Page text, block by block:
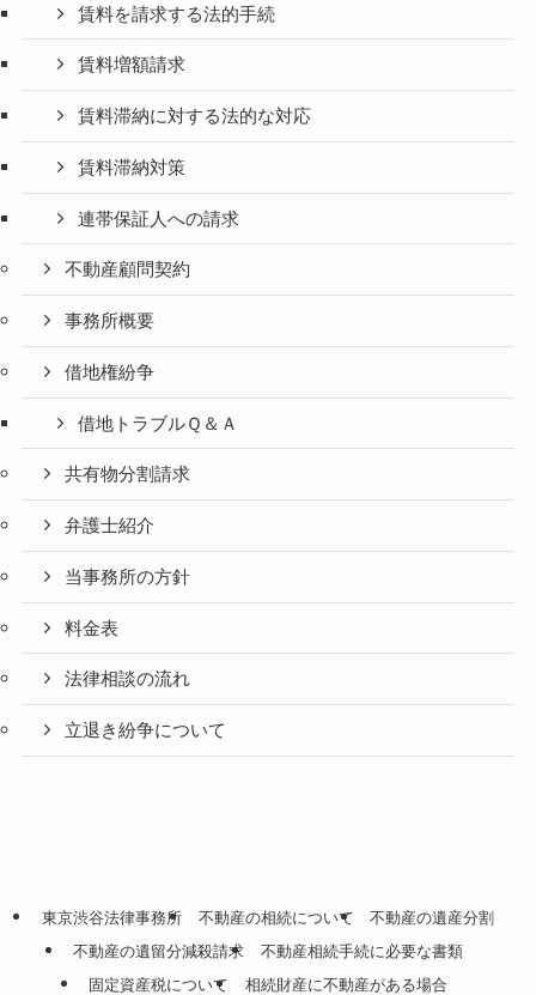
賃料を請求する法的手続
賃料増額請求
賃料滞納に対する法的な対応
賃料滞納対策
連帯保証人への請求
不動産顧問契約
事務所概要
借地権紛争
借地トラブルＱ＆Ａ
共有物分割請求
弁護士紹介
当事務所の方針
料金表
法律相談の流れ
立退き紛争について
東京渋谷法律事務所 不動産の相続について
不動産の遺産分割
不動産の遺留分減殺請求
不動産相続手続に必要な書類
固定資産税について
相続財産に不動産がある場合